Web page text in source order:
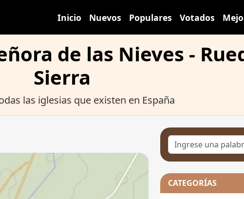
Inicio Nuevos Populares Votados
de las Nieves -
Sierra
las iglesias que existen en España
CATEGORÍAS